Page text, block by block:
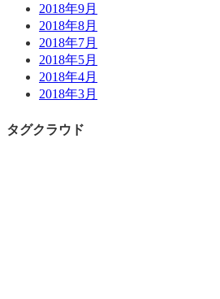
2018年9月
2018年8月
2018年7月
2018年5月
2018年4月
2018年3月
タグクラウド